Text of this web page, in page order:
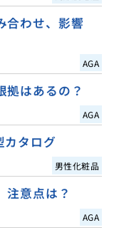
合わせ、影響
AGA
拠はあるの？
AGA
カタログ
男性化粧品
注意点は？
AGA